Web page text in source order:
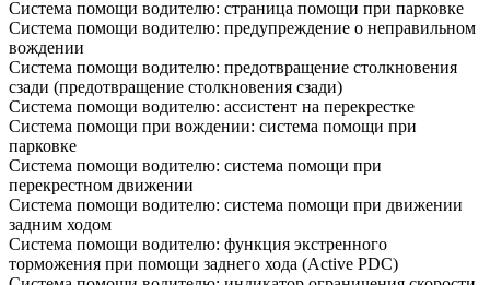
Система помощи водителю: страница помощи при парковке
Система помощи водителю: предупреждение о неправильном
вождении
Система помощи водителю: предотвращение столкновения
сзади (предотвращение столкновения сзади)
Система помощи водителю: ассистент на перекрестке
Система помощи при вождении: система помощи при
парковке
Система помощи водителю: система помощи при
перекрестном движении
Система помощи водителю: система помощи при движении
задним ходом
Система помощи водителю: функция экстренного
торможения при помощи заднего хода (Active PDC)